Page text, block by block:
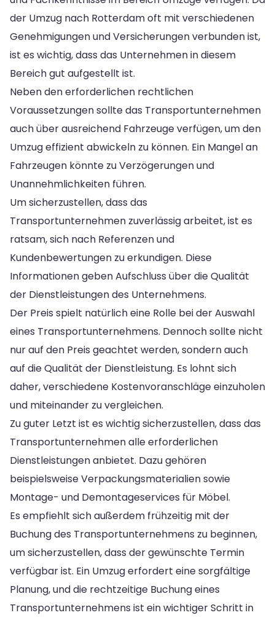
der Umzug nach Rotterdam oft mit verschiedenen
Genehmigungen und Versicherungen verbunden ist,
ist es wichtig, dass das Unternehmen in diesem
Bereich gut aufgestellt ist.
Neben den erforderlichen rechtlichen
Voraussetzungen sollte das Transportunternehmen
auch über ausreichend Fahrzeuge verfügen, um den
Umzug effizient abwickeln zu können. Ein Mangel an
Fahrzeugen könnte zu Verzögerungen und
Unannehmlichkeiten führen.
Um sicherzustellen, dass das
Transportunternehmen zuverlässig arbeitet, ist es
ratsam, sich nach Referenzen und
Kundenbewertungen zu erkundigen. Diese
Informationen geben Aufschluss über die Qualität
der Dienstleistungen des Unternehmens.
Der Preis spielt natürlich eine Rolle bei der Auswahl
eines Transportunternehmens. Dennoch sollte nicht
nur auf den Preis geachtet werden, sondern auch
auf die Qualität der Dienstleistung. Es lohnt sich
daher, verschiedene Kostenvoranschläge einzuholen
und miteinander zu vergleichen.
Zu guter Letzt ist es wichtig sicherzustellen, dass das
Transportunternehmen alle erforderlichen
Dienstleistungen anbietet. Dazu gehören
beispielsweise Verpackungsmaterialien sowie
Montage- und Demontageservices für Möbel.
Es empfiehlt sich außerdem frühzeitig mit der
Buchung des Transportunternehmens zu beginnen,
um sicherzustellen, dass der gewünschte Termin
verfügbar ist. Ein Umzug erfordert eine sorgfältige
Planung, und die rechtzeitige Buchung eines
Transportunternehmens ist ein wichtiger Schritt in